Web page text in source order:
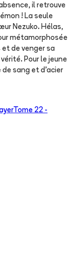
il retrouve
! La seule
Nezuko. Hélas,
métamorphosée
et de venger sa
Pour le jeune
sang et d’acier
Tome 22 -